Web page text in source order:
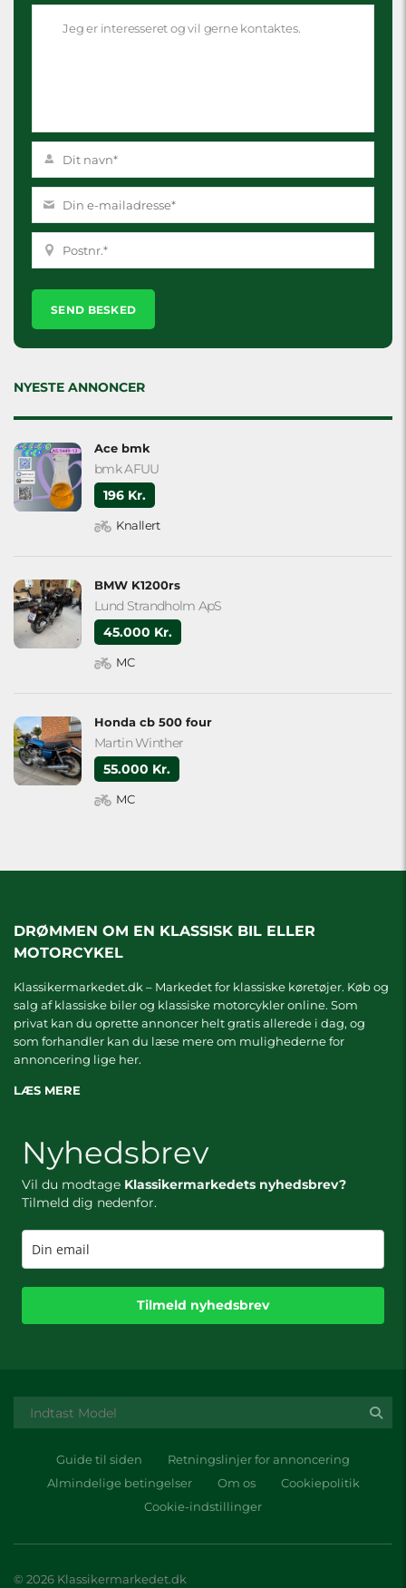
Please
leave
empty.
NYESTE ANNONCER
Ace bmk
bmk AFUU
196 Kr.
Knallert
BMW K1200rs
Lund Strandholm ApS
45.000 Kr.
MC
Honda cb 500 four
Martin Winther
55.000 Kr.
MC
DRØMMEN OM EN KLASSISK BIL ELLER
MOTORCYKEL
Klassikermarkedet.dk – Markedet for klassiske køretøjer. Køb og
salg af klassiske biler og klassiske motorcykler online. Som
privat kan du oprette annoncer helt gratis allerede i dag, og
som forhandler kan du læse mere om mulighederne for
annoncering lige her.
LÆS MERE
Nyhedsbrev
Vil du modtage Klassikermarkedets nyhedsbrev?
Tilmeld dig nedenfor.
Tilmeld nyhedsbrev
Guide til siden
Retningslinjer for annoncering
Almindelige betingelser
Om os
Cookiepolitik
Cookie-indstillinger
© 2026 Klassikermarkedet.dk